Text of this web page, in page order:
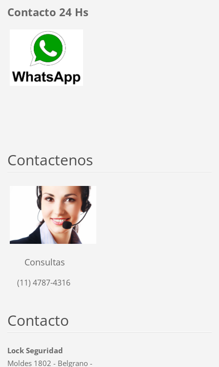
Contacto 24 Hs
Contactenos
Consultas
(11) 4787-4316
Contacto
Lock Seguridad
Moldes 1802 - Belgrano -